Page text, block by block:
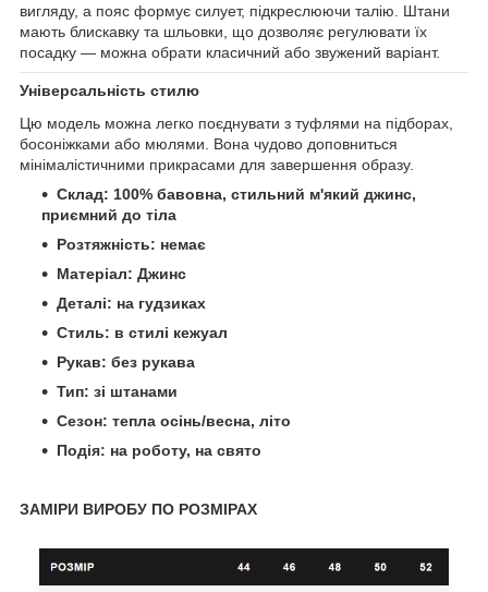
вигляду, а пояс формує силует, підкреслюючи талію. Штани
мають блискавку та шльовки, що дозволяє регулювати їх
посадку — можна обрати класичний або звужений варіант.
Універсальність стилю
Цю модель можна легко поєднувати з туфлями на підборах,
босоніжками або мюлями. Вона чудово доповниться
мінімалістичними прикрасами для завершення образу.
Склад: 100% бавовна, стильний м'який джинс,
приємний до тіла
Розтяжність: немає
Матеріал: Джинс
Деталі: на гудзиках
Стиль: в стилі кежуал
Рукав: без рукава
Тип: зі штанами
Сезон: тепла осінь/весна, літо
Подія: на роботу, на свято
ЗАМІРИ ВИРОБУ ПО РОЗМІРАХ